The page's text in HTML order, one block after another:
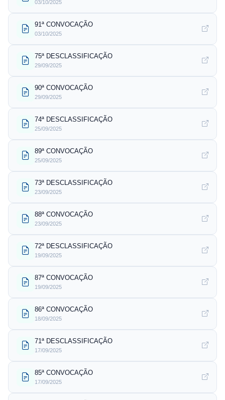
03/10/2025
91ª CONVOCAÇÃO
03/10/2025
75ª DESCLASSIFICAÇÃO
29/09/2025
90ª CONVOCAÇÃO
29/09/2025
74ª DESCLASSIFICAÇÃO
25/09/2025
89ª CONVOCAÇÃO
25/09/2025
73ª DESCLASSIFICAÇÃO
23/09/2025
88ª CONVOCAÇÃO
23/09/2025
72ª DESCLASSIFICAÇÃO
19/09/2025
87ª CONVOCAÇÃO
19/09/2025
86ª CONVOCAÇÃO
18/09/2025
71ª DESCLASSIFICAÇÃO
17/09/2025
85ª CONVOCAÇÃO
17/09/2025